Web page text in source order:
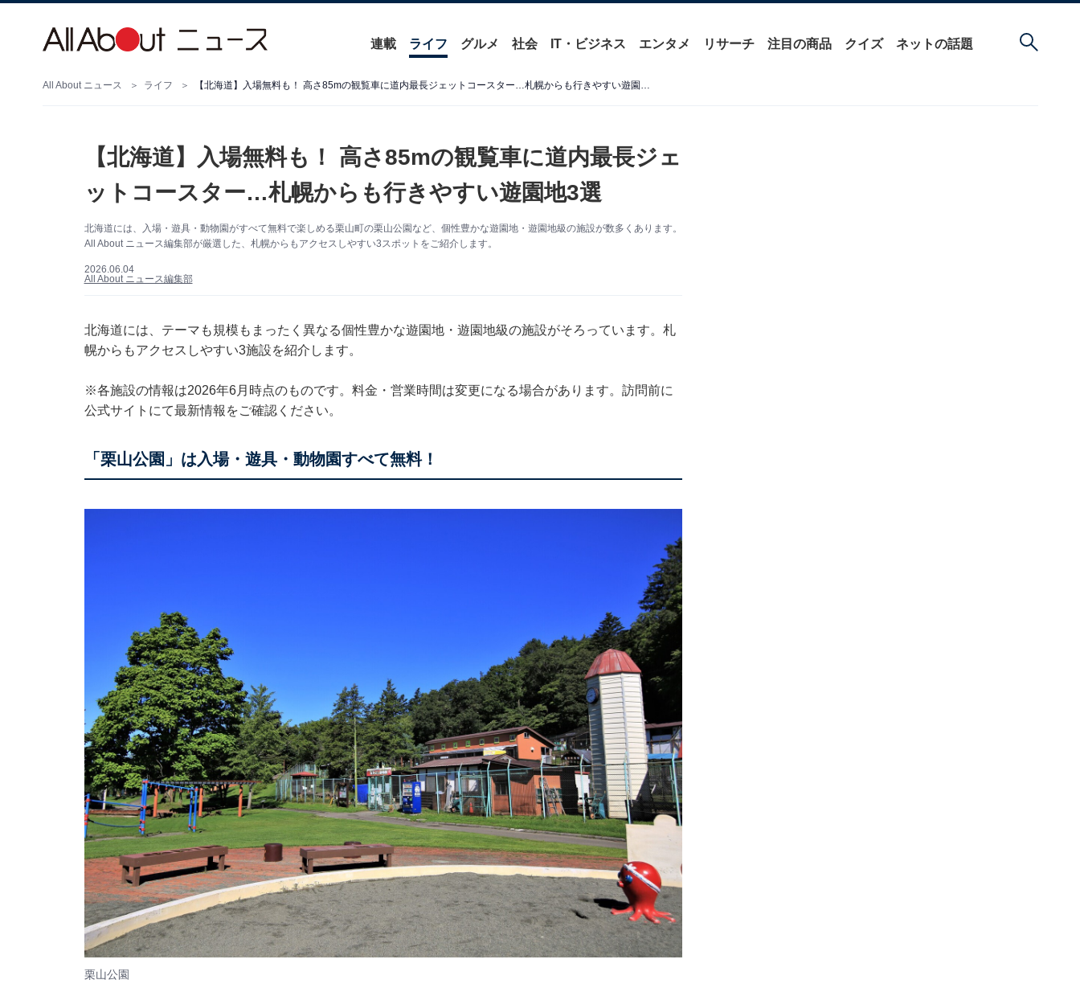
連載 ライフ グルメ 社会 IT・ビジネス エンタメ リサーチ 注目の商品 クイズ ネットの話題
All About ニュース ライフ 【北海道】入場無料も！ 高さ85mの観覧車に道内最長ジェットコースター…札幌からも行きやすい遊園地3選
【北海道】入場無料も！ 高さ85mの観覧車に道内最長ジェ
ットコースター…札幌からも行きやすい遊園地3選
北海道には、入場・遊具・動物園がすべて無料で楽しめる栗山町の栗山公園など、個性豊かな遊園地・遊園地級の施設が数多くあります。
All About ニュース編集部が厳選した、札幌からもアクセスしやすい3スポットをご紹介します。
2026.06.04
All About ニュース編集部
北海道には、テーマも規模もまったく異なる個性豊かな遊園地・遊園地級の施設がそろっています。札
幌からもアクセスしやすい3施設を紹介します。
※各施設の情報は2026年6月時点のものです。料金・営業時間は変更になる場合があります。訪問前に
公式サイトにて最新情報をご確認ください。
「栗山公園」は入場・遊具・動物園すべて無料！
栗山公園